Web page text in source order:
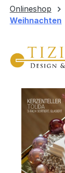
Onlineshop
Weihnachten
Bildergalerie